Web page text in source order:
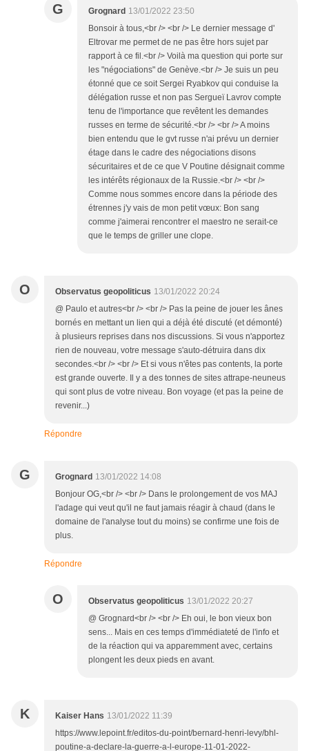
G Grognard 13/01/2022 23:50
Bonsoir à tous,<br /> <br /> Le dernier message d'
Eltrovar me permet de ne pas être hors sujet par
rapport à ce fil.<br /> Voilà ma question qui porte sur
les "négociations" de Genève.<br /> Je suis un peu
étonné que ce soit Sergei Ryabkov qui conduise la
délégation russe et non pas Sergueï Lavrov compte
tenu de l'importance que revêtent les demandes
russes en terme de sécurité.<br /> <br /> A moins
bien entendu que le gvt russe n'ai prévu un dernier
étage dans le cadre des négociations disons
sécuritaires et de ce que V Poutine désignait comme
les intérêts régionaux de la Russie.<br /> <br />
Comme nous sommes encore dans la période des
étrennes j'y vais de mon petit vœux: Bon sang
comme j'aimerai rencontrer el maestro ne serait-ce
que le temps de griller une clope.
O Observatus geopoliticus 13/01/2022 20:24
@ Paulo et autres<br /> <br /> Pas la peine de jouer les ânes
bornés en mettant un lien qui a déjà été discuté (et démonté)
à plusieurs reprises dans nos discussions. Si vous n'apportez
rien de nouveau, votre message s'auto-détruira dans dix
secondes.<br /> <br /> Et si vous n'êtes pas contents, la porte
est grande ouverte. Il y a des tonnes de sites attrape-neuneus
qui sont plus de votre niveau. Bon voyage (et pas la peine de
revenir...)
Répondre
G Grognard 13/01/2022 14:08
Bonjour OG,<br /> <br /> Dans le prolongement de vos MAJ
l'adage qui veut qu'il ne faut jamais réagir à chaud (dans le
domaine de l'analyse tout du moins) se confirme une fois de
plus.
Répondre
O Observatus geopoliticus 13/01/2022 20:27
@ Grognard<br /> <br /> Eh oui, le bon vieux bon
sens... Mais en ces temps d'immédiateté de l'info et
de la réaction qui va apparemment avec, certains
plongent les deux pieds en avant.
K Kaiser Hans 13/01/2022 11:39
https://www.lepoint.fr/editos-du-point/bernard-henri-levy/bhl-
poutine-a-declare-la-guerre-a-l-europe-11-01-2022-